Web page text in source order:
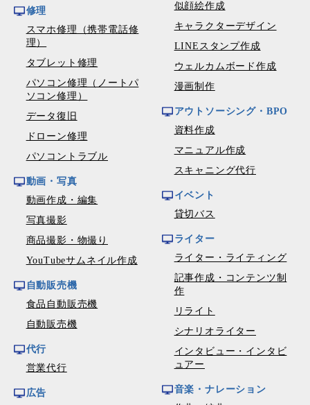
修理
スマホ修理（携帯電話修
理）
タブレット修理
パソコン修理（ノートパ
ソコン修理）
データ復旧
ドローン修理
パソコントラブル
動画・写真
動画作成・編集
写真撮影
商品撮影・物撮り
YouTubeサムネイル作成
自動販売機
食品自動販売機
自動販売機
代行
営業代行
広告
似顔絵作成
キャラクターデザイン
LINEスタンプ作成
ウェルカムボード作成
漫画制作
アウトソーシング・BPO
資料作成
マニュアル作成
スキャニング代行
イベント
貸切バス
ライター
ライター・ライティング
記事作成・コンテンツ制
作
リライト
シナリオライター
インタビュー・インタビ
ュアー
音楽・ナレーション